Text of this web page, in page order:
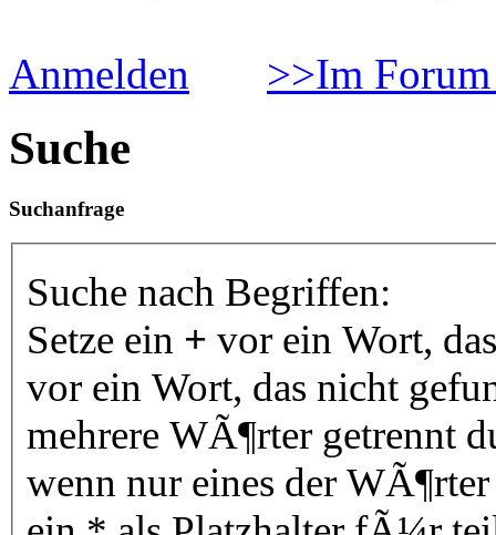
Anmelden >>Im
Suche
Suchanfrage
Suche nach Begriffen:
Setze ein + vor ein Wort,
vor ein Wort, das nicht
mehrere WÃ¶rter getrennt
wenn nur eines der